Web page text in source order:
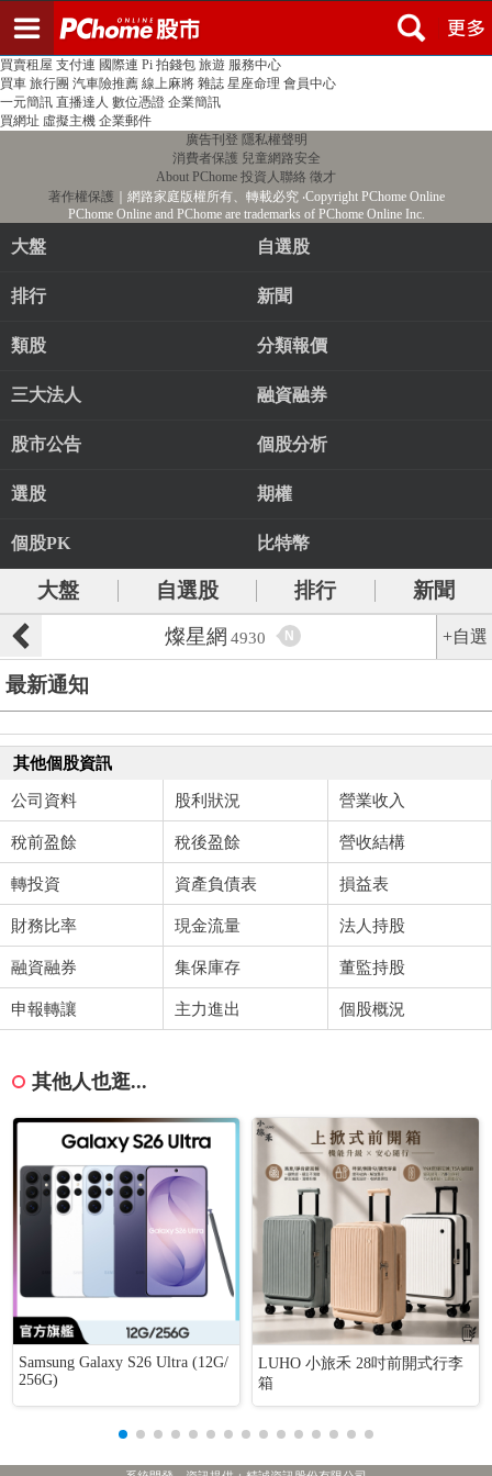
PChome首頁 線上購物 24h購物 書店
買賣租屋 支付連 國際連 Pi 拍錢包 旅遊 服務中心
買車 旅行團 汽車險推薦 線上麻將 雜誌 星座命理 會員中心
一元簡訊 直播達人 數位憑證 企業簡訊
買網址 虛擬主機 企業郵件
廣告刊登 隱私權聲明
消費者保護 兒童網路安全
About PChome 投資人聯絡 徵才
著作權保護 ｜網路家庭版權所有、轉載必究‧Copyright PChome Online
PChome Online and PChome are trademarks of PChome Online Inc.
大盤 自選股
排行 新聞
類股 分類報價
三大法人 融資融券
股市公告 個股分析
選股 期權
個股PK 比特幣
大盤 自選股 排行
新聞
燦星網 4930 N +自選
最新通知
其他個股資訊
公司資料 股利狀況 營業收入
稅前盈餘 稅後盈餘 營收結構
轉投資 資產負債表 損益表
財務比率 現金流量 法人持股
融資融券 集保庫存 董監持股
申報轉讓 主力進出 個股概況
其他人也逛...
Samsung Galaxy S26 Ultra (12G/
256G)
LUHO 小旅禾 28吋前開式行李
箱